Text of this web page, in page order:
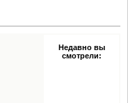
Недавно вы
смотрели: